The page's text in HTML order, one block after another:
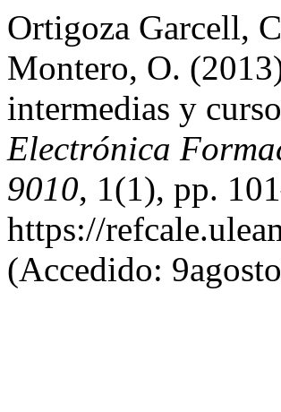
Ortigoza Garcell,
Montero, O.
intermedias y
Electrónica
9010, 1(1), pp.
https://
(Accedido: